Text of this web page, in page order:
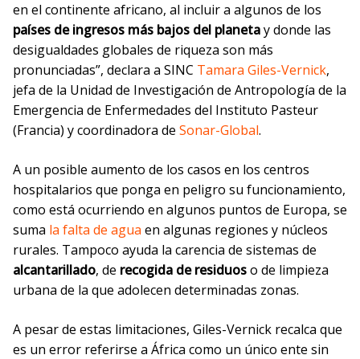
en el continente africano, al incluir a algunos de los
países de ingresos más bajos del planetay donde las
desigualdades globales de riqueza son más
pronunciadas”, declara a SINC Tamara Giles-Vernick,
jefa de la Unidad de Investigación de Antropología de la
Emergencia de Enfermedades del Instituto Pasteur
(Francia) y coordinadora de Sonar-Global.
A un posible aumento de los casos en los centros
hospitalarios que ponga en peligro su funcionamiento,
como está ocurriendo en algunos puntos de Europa, se
suma la falta de agua en algunas regiones y núcleos
rurales. Tampoco ayuda la carencia de sistemas de
alcantarillado, de recogida de residuoso de limpieza
urbana de la que adolecen determinadas zonas.
A pesar de estas limitaciones, Giles-Vernick recalca que
es un error referirse a África como un único ente sin